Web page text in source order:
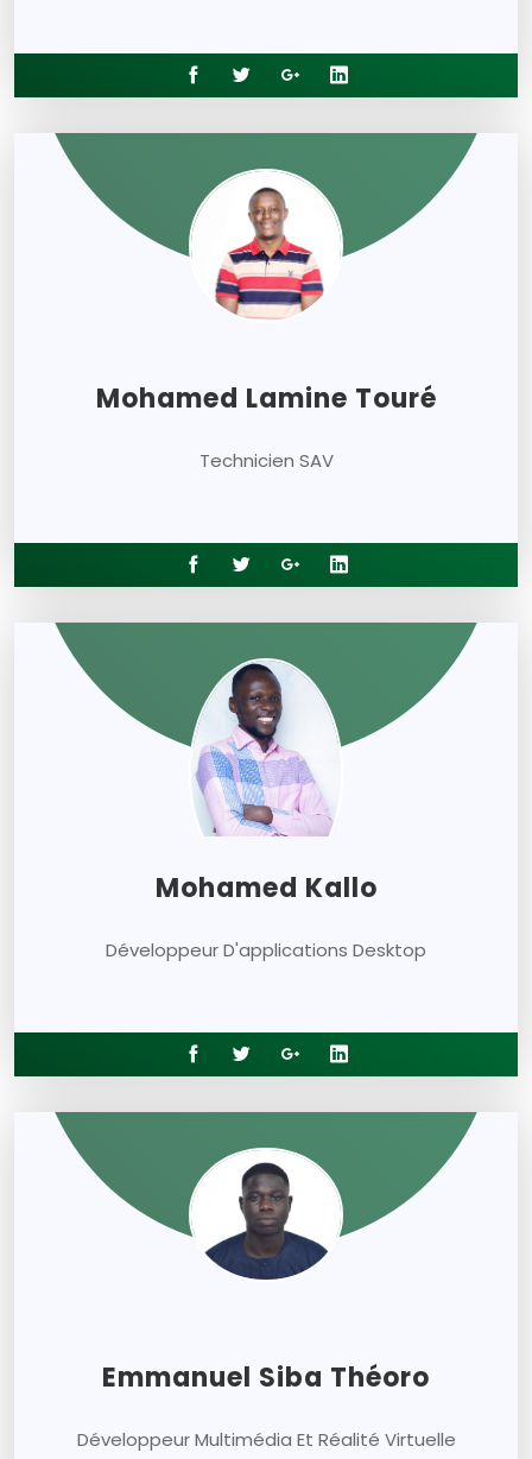
Mohamed Lamine Touré
Technicien SAV
Mohamed Kallo
Développeur D'applications Desktop
Emmanuel Siba Théoro
Développeur Multimédia Et Réalité Virtuelle